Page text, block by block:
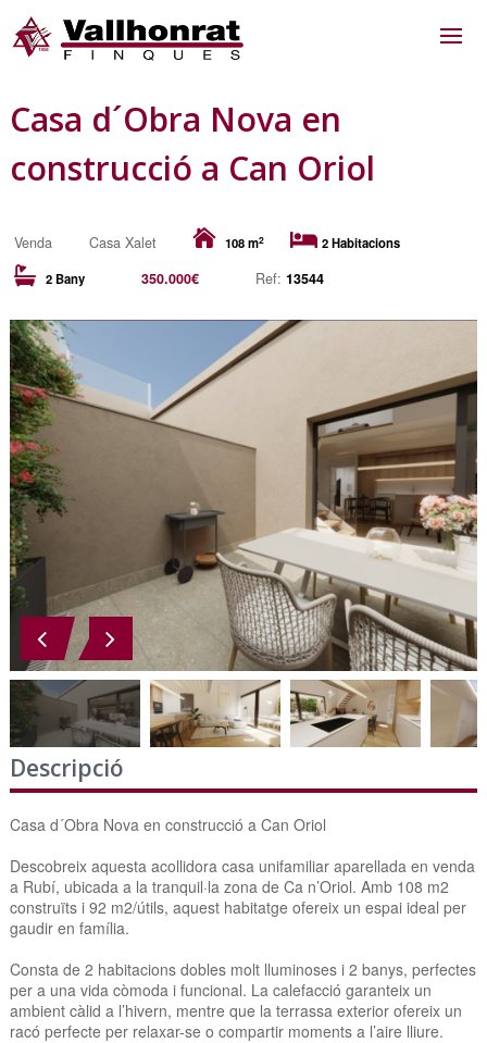
Casa d´Obra Nova en
construcció a Can Oriol
Venda Casa Xalet 108 m2 2 Habitacions
2 Bany 350.000€ Ref: 13544
Descripció
Casa d´Obra Nova en construcció a Can Oriol
Descobreix aquesta acollidora casa unifamiliar aparellada en venda
a Rubí, ubicada a la tranquil·la zona de Ca n’Oriol. Amb 108 m2
construïts i 92 m2/útils, aquest habitatge ofereix un espai ideal per
gaudir en família.
Consta de 2 habitacions dobles molt lluminoses i 2 banys, perfectes
per a una vida còmoda i funcional. La calefacció garanteix un
ambient càlid a l’hivern, mentre que la terrassa exterior ofereix un
racó perfecte per relaxar-se o compartir moments a l’aire lliure.